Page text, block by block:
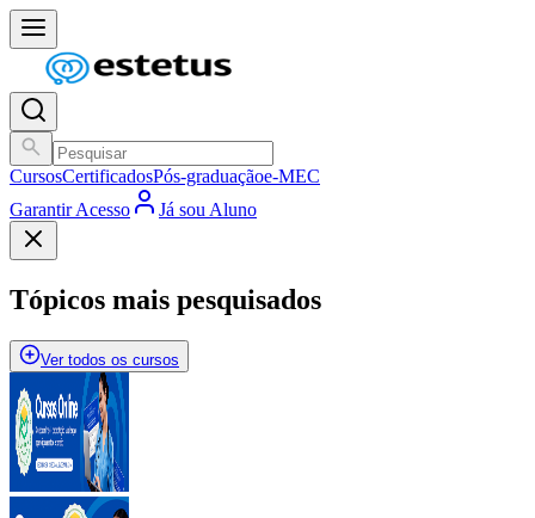
CursosCertificadosPós-graduaçãoe-MEC
Garantir Acesso
Já sou Aluno
Tópicos mais pesquisados
Ver todos os cursos